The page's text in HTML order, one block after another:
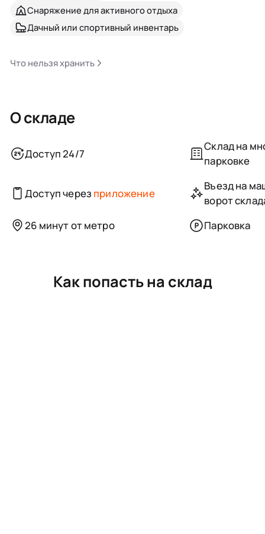
Снаряжение для активного отдыха
Дачный или спортивный инвентарь
Что нельзя хранить
О складе
Доступ 24/7
Склад на
парковке
Доступ через приложение
Въезд на
ворот
26 минут от метро
Парковка
Как попасть на склад